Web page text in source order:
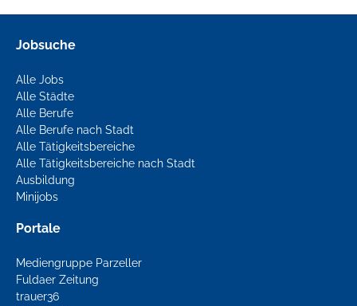
Jobsuche
Alle Jobs
Alle Städte
Alle Berufe
Alle Berufe nach Stadt
Alle Tätigkeitsbereiche
Alle Tätigkeitsbereiche nach Stadt
Ausbildung
Minijobs
Portale
Mediengruppe Parzeller
Fuldaer Zeitung
trauer36